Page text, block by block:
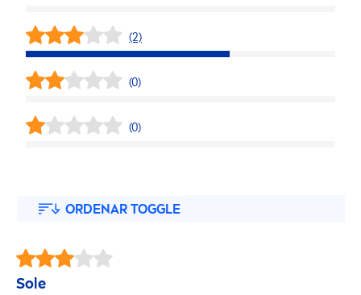
(2)
(0)
(0)
ORDENAR TOGGLE
Sole